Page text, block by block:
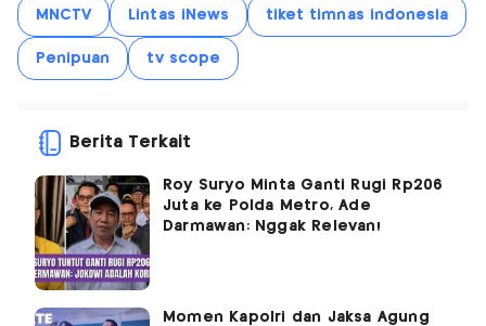
MNCTV Lintas iNews tiket timnas indonesia
Penipuan tv scope
Berita Terkait
Roy Suryo Minta Ganti Rugi Rp206
Juta ke Polda Metro, Ade
Darmawan: Nggak Relevan!
Momen Kapolri dan Jaksa Agung